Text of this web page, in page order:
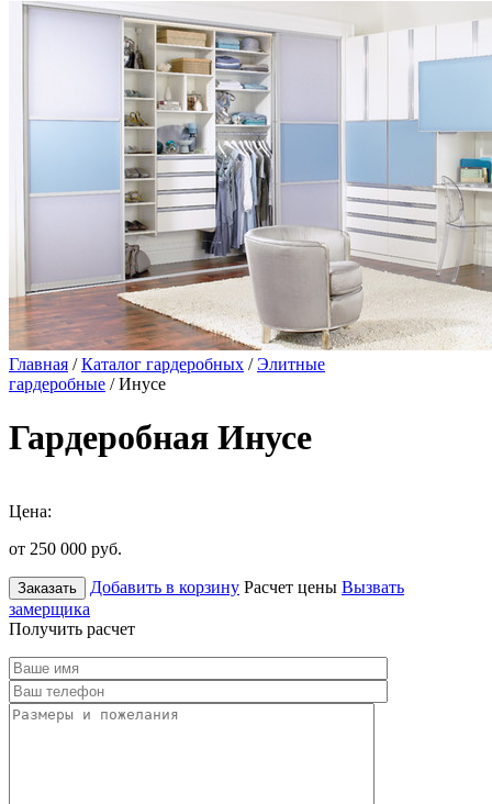
Главная /Каталог гардеробных /Элитные
гардеробные / Инусе
Гардеробная Инусе
Цена:
от 250 000 руб.
Заказать Добавить в корзину Расчет цены Вызвать
замерщика
Получить расчет